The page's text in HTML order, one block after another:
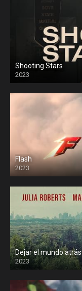
Shooting Stars
2023
Flash
2023
Dejar el mundo atrás
2023